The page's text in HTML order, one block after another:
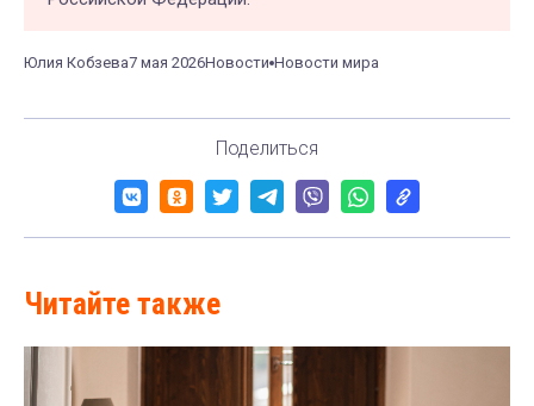
Юлия Кобзева7 мая 2026Новости Новости мира
Поделиться
Читайте также